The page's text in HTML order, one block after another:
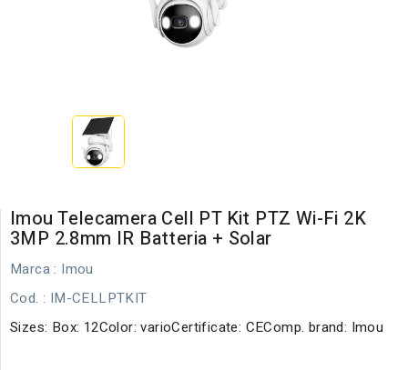
Imou Telecamera Cell PT Kit PTZ Wi-Fi 2K
3MP 2.8mm IR Batteria + Solar
Marca : Imou
Cod. : IM-CELLPTKIT
Sizes: Box: 12Color: varioCertificate: CEComp. brand: Imou